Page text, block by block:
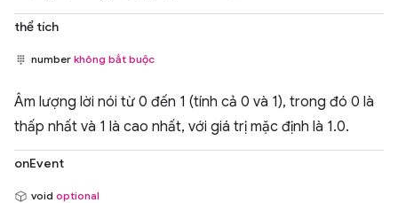
thể tích
number không bắt buộc
Âm lượng lời nói từ 0 đến 1 (tính cả 0 và 1), trong đó 0 là
thấp nhất và 1 là cao nhất, với giá trị mặc định là 1.0.
onEvent
void optional